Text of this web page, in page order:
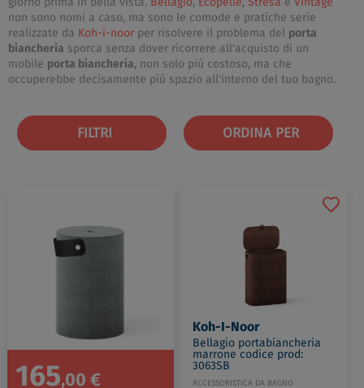
non sono nomi a caso, ma sono le comode e pratiche serie
realizzate da Koh-i-noor per risolvere il problema del porta
biancheria sporca senza dover ricorrere all'acquisto di un
mobile porta biancheria, non solo più costoso, ma che
occuperebbe decisamente più spazio all'interno del tuo bagno.
FILTRI ORDINA PER
165,00 €
Koh-I-Noor
Bellagio portabiancheria
marrone codice prod:
3063SB
ACCESSORISTICA DA BAGNO